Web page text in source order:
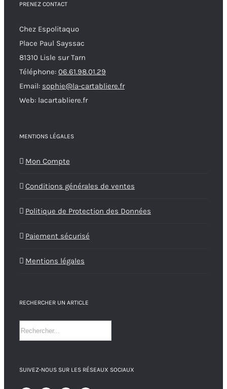
PRENEZ CONTACT
Chez Espolitaquo
Place Paul Sayssac
81310 Lisle sur Tarn
Téléphone: 06.61.98.01.29
Email: sophie@la-cartabliere.fr
Web: lacartabliere.fr
MENTIONS LÉGALES
Mon Compte
Conditions générales de ventes
Politique de Protection des Données
Paiement sécurisé
Mentions légales
RECHERCHER UN ARTICLE
SUIVEZ-NOUS SUR LES RÉSEAUX SOCIAUX